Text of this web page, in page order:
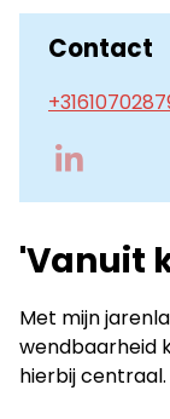
Contact
'Vanuit
Met mijn
wendbaarheid
hierbij